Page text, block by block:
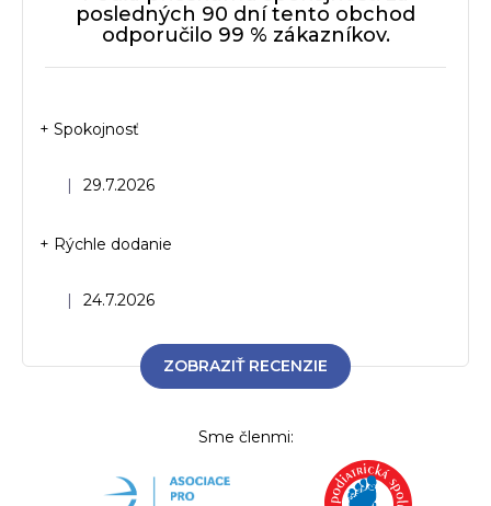
posledných 90 dní tento obchod
odporučilo 99 % zákazníkov.
Hodnotenie obchodu je 5 z 5 hviezdičiek.
| 29.7.2026
+ Spokojnosť
Hodnotenie obchodu je 5 z 5 hviezdičiek.
| 24.7.2026
+ Rýchle dodanie
ZOBRAZIŤ RECENZIE
Sme členmi: